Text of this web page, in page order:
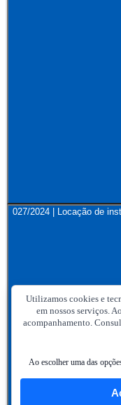
027/2024 | Locação de
Utilizamos cookies e
em nossos serviços.
acompanhamento.
Ao escolher uma das